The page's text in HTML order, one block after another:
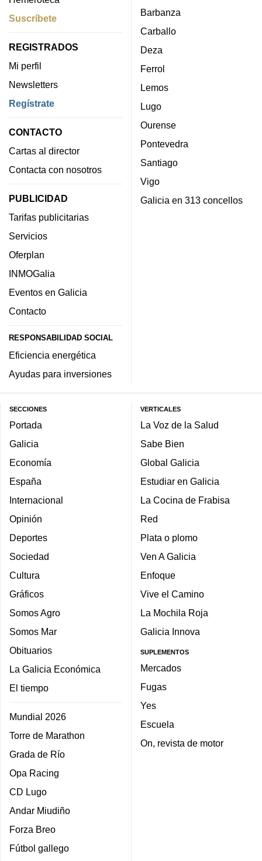
Suscríbete
REGISTRADOS
Mi perfil
Newsletters
Regístrate
CONTACTO
Cartas al director
Contacta con nosotros
PUBLICIDAD
Tarifas publicitarias
Servicios
Oferplan
INMOGalia
Eventos en Galicia
Contacto
RESPONSABILIDAD SOCIAL
Eficiencia energética
Ayudas para inversiones
Barbanza
Carballo
Deza
Ferrol
Lemos
Lugo
Ourense
Pontevedra
Santiago
Vigo
Galicia en 313 concellos
SECCIONES
Portada
Galicia
Economía
España
Internacional
Opinión
Deportes
Sociedad
Cultura
Gráficos
Somos Agro
Somos Mar
Obituarios
La Galicia Económica
El tiempo
Mundial 2026
Torre de Marathon
Grada de Río
Opa Racing
CD Lugo
Andar Miudiño
Forza Breo
Fútbol gallego
VERTICALES
La Voz de la Salud
Sabe Bien
Global Galicia
Estudiar en Galicia
La Cocina de Frabisa
Red
Plata o plomo
Ven A Galicia
Enfoque
Vive el Camino
La Mochila Roja
Galicia Innova
SUPLEMENTOS
Mercados
Fugas
Yes
Escuela
On, revista de motor